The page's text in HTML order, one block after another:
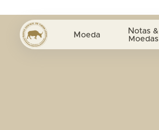
Moeda Notas &
Moedas